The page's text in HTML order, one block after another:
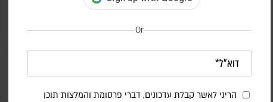
Or
הריני לאשר קבלת עדכונים, דברי פרסומת והמלצות תוכן